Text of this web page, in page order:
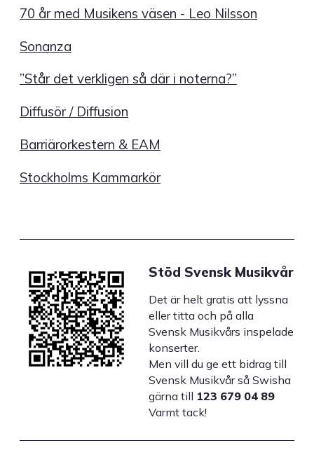
70 år med Musikens väsen - Leo Nilsson
Sonanza
”Står det verkligen så där i noterna?”
Diffusör / Diffusion
Barriärorkestern & EAM
Stockholms Kammarkör
Stöd Svensk Musikvår
Det är helt gratis att lyssna
eller titta och på alla
Svensk Musikvårs inspelade
konserter.
Men vill du ge ett bidrag till
Svensk Musikvår så Swisha
gärna till 123 679 04 89
Varmt tack!